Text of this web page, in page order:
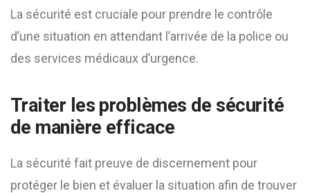
La sécurité est cruciale pour prendre le contrôle
d’une situation en attendant l’arrivée de la police ou
des services médicaux d’urgence.
Traiter les problèmes de sécurité
de manière efficace
La sécurité fait preuve de discernement pour
protéger le bien et évaluer la situation afin de trouver